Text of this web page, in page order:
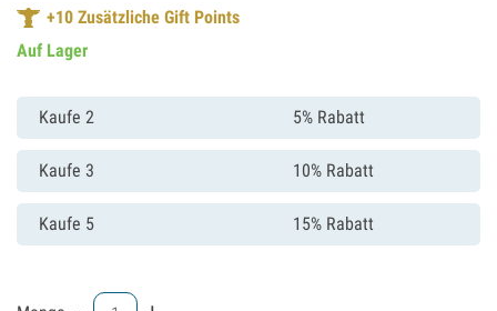
+10 Zusätzliche Gift Points
Auf Lager
Kaufe 2 5% Rabatt
Kaufe 3 10% Rabatt
Kaufe 5 15% Rabatt